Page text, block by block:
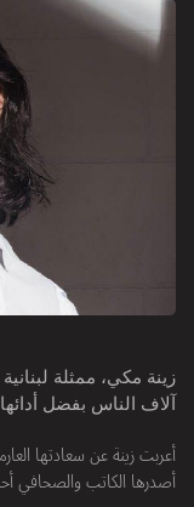
زينة مكي، ممثلة
آلاف الناس بفضل
أعربت زينة عن سعادتها
أصدرها الكاتب والصحافي